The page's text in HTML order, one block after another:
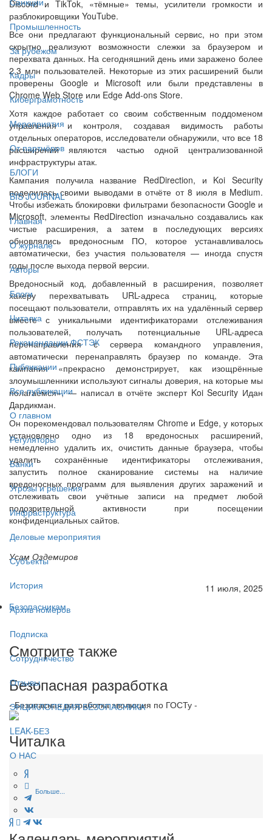
Промышленность
За рубежом
Кадры
Киберграмотность
Мероприятия
От партнёров
БЛОГИ
BIS JOURNAL
Главная
О журнале
Авторы
Блоги
Читалка
Рекомендации ФСТЭК
Публикации
Все публикации
О главном
Регуляторы
Банки
Угрозы и решения
Инфраструктура
Деловые мероприятия
Субъекты
История
Архив номеров
Подписка
Сотрудничество
Отзывы
ЭНЦИКЛОПЕДИЯ БЕЗОПАСНИКА
LEAK-БЕЗ
О НАС
Discord и TikTok, «тёмные» темы, усилители громкости и
разблокировщики YouTube.
Все они предлагают функциональный сервис, но при этом
скрытно реализуют возможности слежки за браузером и
перехвата данных. На сегодняшний день ими заражено более
2,3 млн пользователей. Некоторые из этих расширений были
проверены Google и Microsoft или были представлены в
Chrome Web Store или Edge Add-ons Store.
Хотя каждое работает со своим собственным поддоменом
управления и контроля, создавая видимость работы
отдельных операторов, исследователи обнаружили, что все 18
расширений являются частью одной централизованной
инфраструктуры атак.
Кампания получила название RedDirection, и Koi Security
поделилась своими выводами в отчёте от 8 июля в Medium.
Чтобы избежать блокировки фильтрами безопасности Google и
Microsoft, элементы RedDirection изначально создавались как
чистые расширения, а затем в последующих версиях
обновлялись вредоносным ПО, которое устанавливалось
автоматически, без участия пользователя — иногда спустя
годы после выхода первой версии.
Вредоносный код, добавленный в расширения, позволяет
хакеру перехватывать URL-адреса страниц, которые
посещают пользователи, отправлять их на удалённый сервер
вместе с уникальными идентификаторами отслеживания
пользователей, получать потенциальные URL-адреса
перенаправления с сервера командного управления,
автоматически перенаправлять браузер по команде. Эта
кампания «прекрасно демонстрирует, как изощрённые
злоумышленники используют сигналы доверия, на которые мы
полагаемся», — написал в отчёте эксперт Koi Security Идан
Дардикман.
Он порекомендовал пользователям Chrome и Edge, у которых
установлено одно из 18 вредоносных расширений,
немедленно удалить их, очистить данные браузера, чтобы
удалить сохранённые идентификаторы отслеживания,
запустить полное сканирование системы на наличие
вредоносных программ для выявления других заражений и
отслеживать свои учётные записи на предмет любой
подозрительной активности при посещении
конфиденциальных сайтов.
Усам Оздемиров
11 июля, 2025
Безопасникам
Смотрите также
Безопасная разработка
- Безопасная разработка эволюция по ГОСТу -
Читалка
Больше...